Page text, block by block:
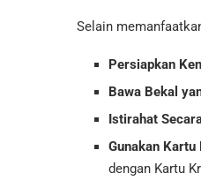
Selain
Persiapkan
Bawa Bekal
Istirahat
Gunakan
dengan Kartu